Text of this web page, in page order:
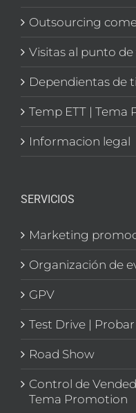
Outsourcing
Visitas al punto
Dependientas de
Temp ETT | Tema
Informacion legal
SERVICIOS
Marketing
Organización de
GPV
Test Drive |
Road Show
Control de
Tema Promotion